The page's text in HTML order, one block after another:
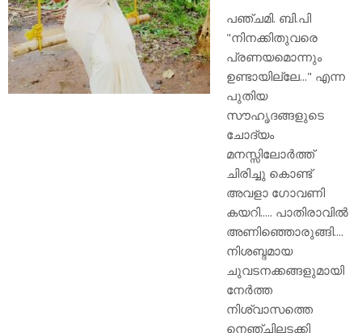
പഞ്ചമി. ബി.പി
"നിനക്കിതുവരെ
പ്രണയമൊന്നും
ഉണ്ടായില്ലേ..." എന്ന
പുതിയ
സൗഹൃദങ്ങളുടെ
ചോദ്യം
മനസ്സിലോർത്ത്
ചിരിച്ചു കൊണ്ട്
അവളാ ഗോവണി
കയറി..... പാതിരാവിൽ
അണിഞ്ഞൊരുങ്ങി....
നിശബ്ദമായ
ചുവടനക്കങ്ങളുമായി
നേർത്ത
നിശ്വാസത്തെ
നെഞ്ചിലടക്കി